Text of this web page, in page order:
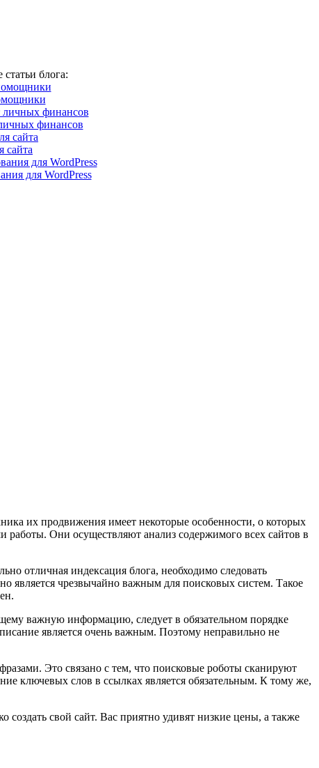
блога:
финансов
сайта
для WordPress
их продвижения имеет некоторые особенности, о которых
работы. Они осуществляют анализ содержимого всех сайтов в
отличная индексация блога, необходимо следовать
является чрезвычайно важным для поисковых систем. Такое
важную информацию, следует в обязательном порядке
является очень важным. Поэтому неправильно не
Это связано с тем, что поисковые роботы сканируют
ключевых слов в ссылках является обязательным. К тому же,
создать свой сайт. Вас приятно удивят низкие цены, а также